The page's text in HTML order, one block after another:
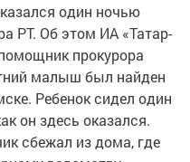
РТ. Об этом ИА «Татар-
прокурора
малыш был найден
Ребенок сидел один
он здесь оказался.
сбежал из дома, где
ведомству